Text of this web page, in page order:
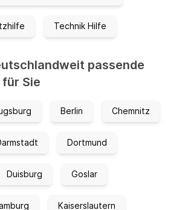
Technik Hilfe
passende
Sie
Berlin Chemnitz
Dortmund
Duisburg Goslar
Kaiserslautern